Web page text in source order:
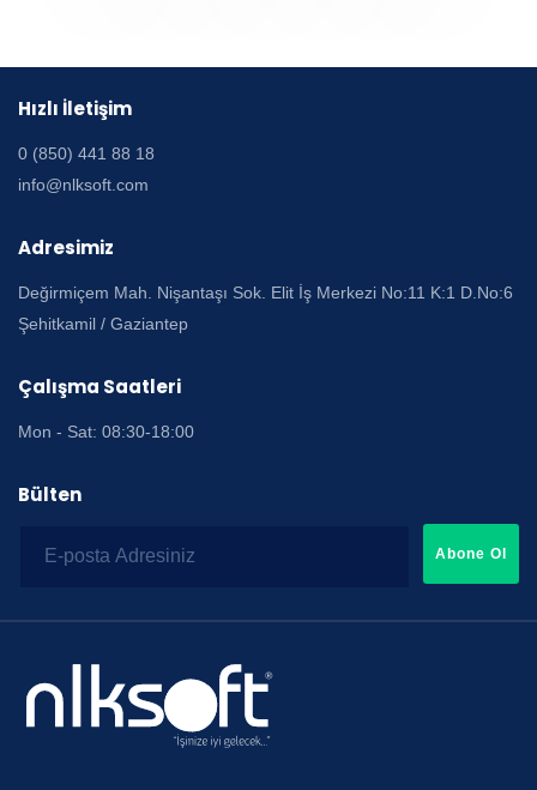
Hızlı İletişim
0 (850) 441 88 18
info@nlksoft.com
Adresimiz
Değirmiçem Mah. Nişantaşı Sok. Elit İş Merkezi No:11 K:1 D.No:6
Şehitkamil / Gaziantep
Çalışma Saatleri
Mon - Sat: 08:30-18:00
Bülten
Abone Ol